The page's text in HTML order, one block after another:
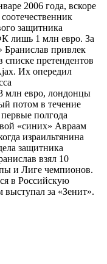
2006 года, вскоре
защитника
лишь 1 млн евро. За
Бранислав привлек
претендентов
Их опередил
млн евро, лондонцы
потом в течение
полгода
«синих» Авраам
израильтянина
защитника
взял 10
и Лиге чемпионов.
в Российскую
выступал за «Зенит».